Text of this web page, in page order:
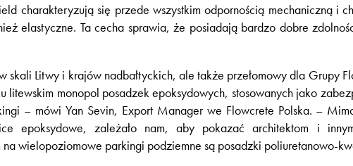
charakteryzują się przede wszystkim odpornością mechaniczną i
elastyczne. Ta cecha sprawia, że posiadają bardzo dobre
skali Litwy i krajów nadbałtyckich, ale także przełomowy dla Grupy
litewskim monopol posadzek epoksydowych, stosowanych jako
– mówi Yan Sevin, Export Manager we Flowcrete Polska. –
epoksydowe, zależało nam, aby pokazać architektom i
wielopoziomowe parkingi podziemne są posadzki poliuretanowo-